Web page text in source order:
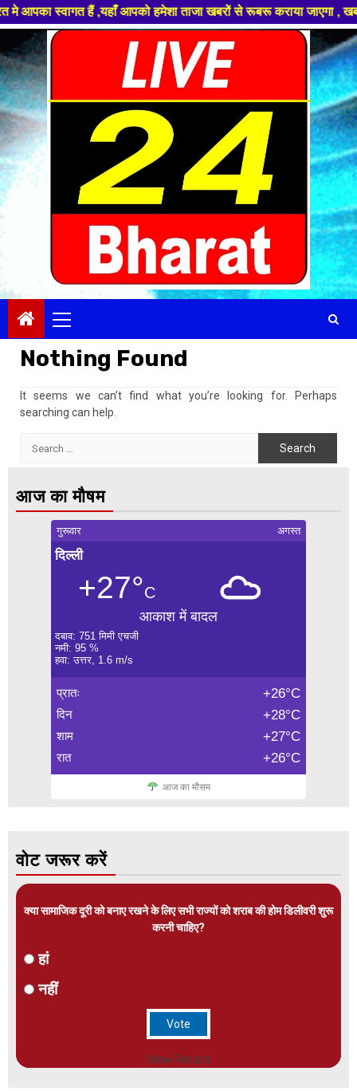
स्वागत हैं ,यहाँ आपको हमेशा ताजा खबरों से रूबरू कराया जाएगा , खबर
to
content
Menu
Nothing Found
It seems we can’t find what you’re looking for. Perhaps
searching can help.
आज का मौषम
गुरूवार अगस्त
दिल्ली
+27°C
आकाश में बादल
दबाव: 751 मिमी एचजी
नमी: 95 %
हवा: उत्तर, 1.6 m/s
प्रातः +26°C
दिन +28°C
शाम +27°C
रात +26°C
आज का मौसम
वोट जरूर करें
क्या सामाजिक दूरी को बनाए रखने के लिए सभी राज्यों को शराब की होम डिलीवरी शुरू
करनी चाहिए?
हां
नहीं
View Results